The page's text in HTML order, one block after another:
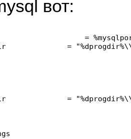
вот:
=
=